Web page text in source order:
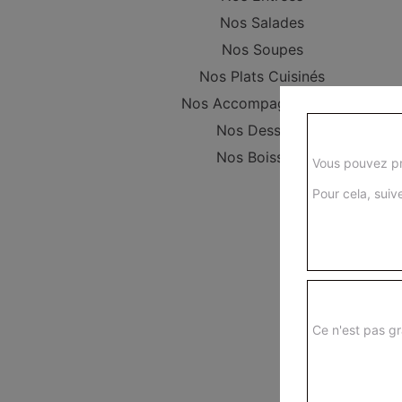
Nos Salades
Nos Soupes
Nos Plats Cuisinés
Nos Accompagnements
Nos Desserts
Nos Boissons
Vous pouvez
Pour cela,
Ce n'est pas